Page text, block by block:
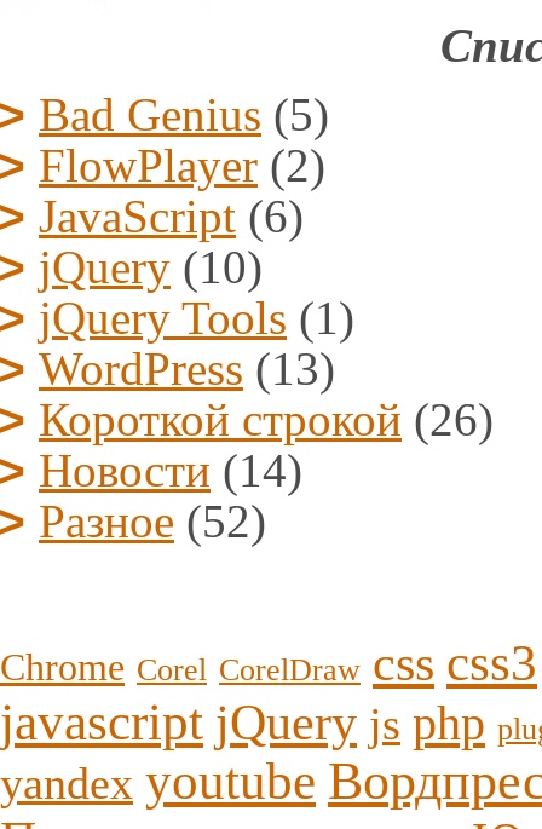
Bad Genius (5)
FlowPlayer (2)
JavaScript (6)
jQuery (10)
jQuery Tools (1)
WordPress (13)
Короткой строкой (26)
Новости (14)
Разное (52)
Chrome Corel CorelDraw css css3
javascript jQuery js php
yandex youtube